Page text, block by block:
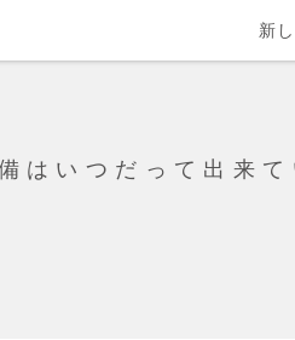
はいつだって出来
新